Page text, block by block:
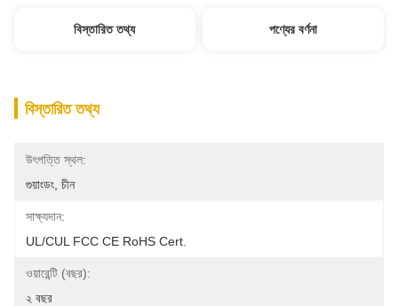
বিস্তারিত তথ্য পণ্যের বর্ণনা
বিস্তারিত তথ্য
উৎপত্তি স্থল:
গুয়াংডং, চীন
সাক্ষ্যদান:
UL/cUL FCC CE RoHS Cert.
ওয়ারেন্টি (বছর):
২ বছর